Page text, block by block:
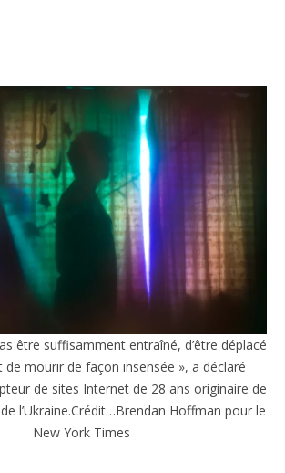
être suffisamment entraîné, d’être déplacé
mourir de façon insensée », a déclaré
de sites Internet de 28 ans originaire de
l’Ukraine.Crédit…Brendan Hoffman pour le
New York Times